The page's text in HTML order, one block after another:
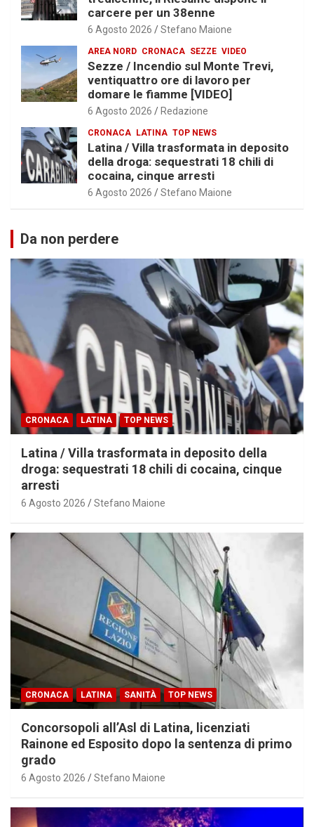
carcere per un 38enne
6 Agosto 2026 Stefano Maione
AREA NORD CRONACA SEZZE VIDEO
Sezze / Incendio sul Monte Trevi,
ventiquattro ore di lavoro per
domare le fiamme [VIDEO]
6 Agosto 2026 Redazione
CRONACA LATINA TOP NEWS
Latina / Villa trasformata in deposito
della droga: sequestrati 18 chili di
cocaina, cinque arresti
6 Agosto 2026 Stefano Maione
Da non perdere
CRONACA LATINA TOP NEWS
Latina / Villa trasformata in deposito della
droga: sequestrati 18 chili di cocaina, cinque
arresti
6 Agosto 2026 Stefano Maione
CRONACA LATINA SANITÀ TOP NEWS
Concorsopoli all’Asl di Latina, licenziati
Rainone ed Esposito dopo la sentenza di primo
grado
6 Agosto 2026 Stefano Maione